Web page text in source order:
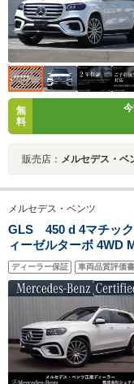
無
料
販売店： メルセデス・ベ
メルセデス・ベンツ
GLS 450 d 4マチッ
ィーゼルターボ 4WD
ンチレータ/シートヒ
ノラミックスライディ
ドリンクホルダー保
エアサスペンション
ディーラー保証 車両品質評価